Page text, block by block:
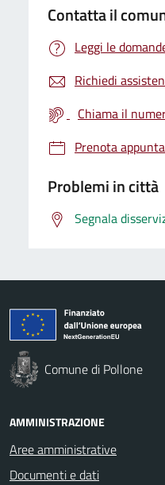
Contatta il
Leggi le
Richiedi
Chiama il
Prenota
Problemi in città
Segnala
Comune di Pollone
AMMINISTRAZIONE
Aree amministrative
Documenti e dati